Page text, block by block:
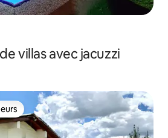
villas avec jacuzzi